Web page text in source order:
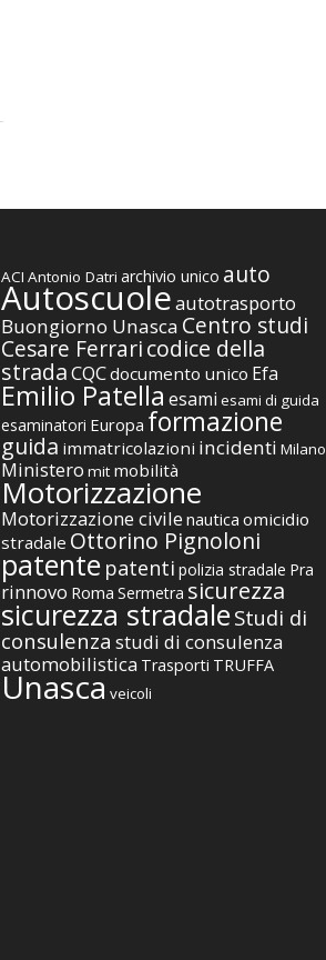
ACI Antonio Datri archivio unico auto
Autoscuoleautotrasporto
Buongiorno Unasca Centro studi
Cesare Ferraricodice della
stradaCQCdocumento unico Efa
Emilio Patella esami esami di guida
esaminatori Europa formazione
guida immatricolazioni incidenti Milano
Ministero mit mobilità
Motorizzazione
Motorizzazione civile nautica omicidio
stradale Ottorino Pignoloni
patente patenti polizia stradale Pra
rinnovo Roma Sermetra sicurezza
sicurezza stradaleStudi di
consulenza studi di consulenza
automobilistica Trasporti TRUFFA
Unasca veicoli